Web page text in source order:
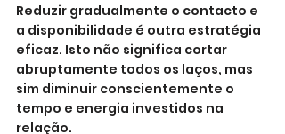
Reduzir gradualmente o contacto e
a disponibilidade é outra estratégia
eficaz. Isto não significa cortar
abruptamente todos os laços, mas
sim diminuir conscientemente o
tempo e energia investidos na
relação.